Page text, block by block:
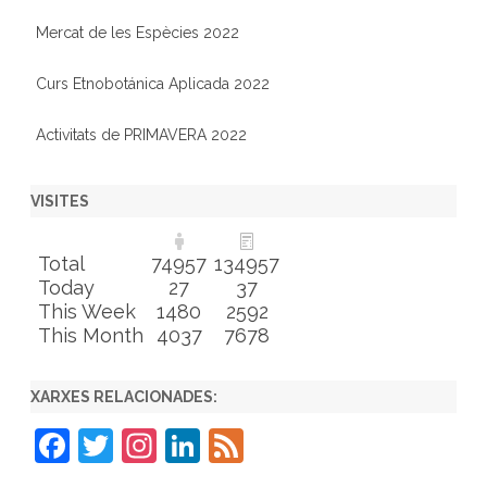
Mercat de les Espècies 2022
Curs Etnobotánica Aplicada 2022
Activitats de PRIMAVERA 2022
VISITES
Total 74957 134957
Today
27
37
This Week
1480
2592
This Month
4037 7678
XARXES RELACIONADES:
F
T
In Li